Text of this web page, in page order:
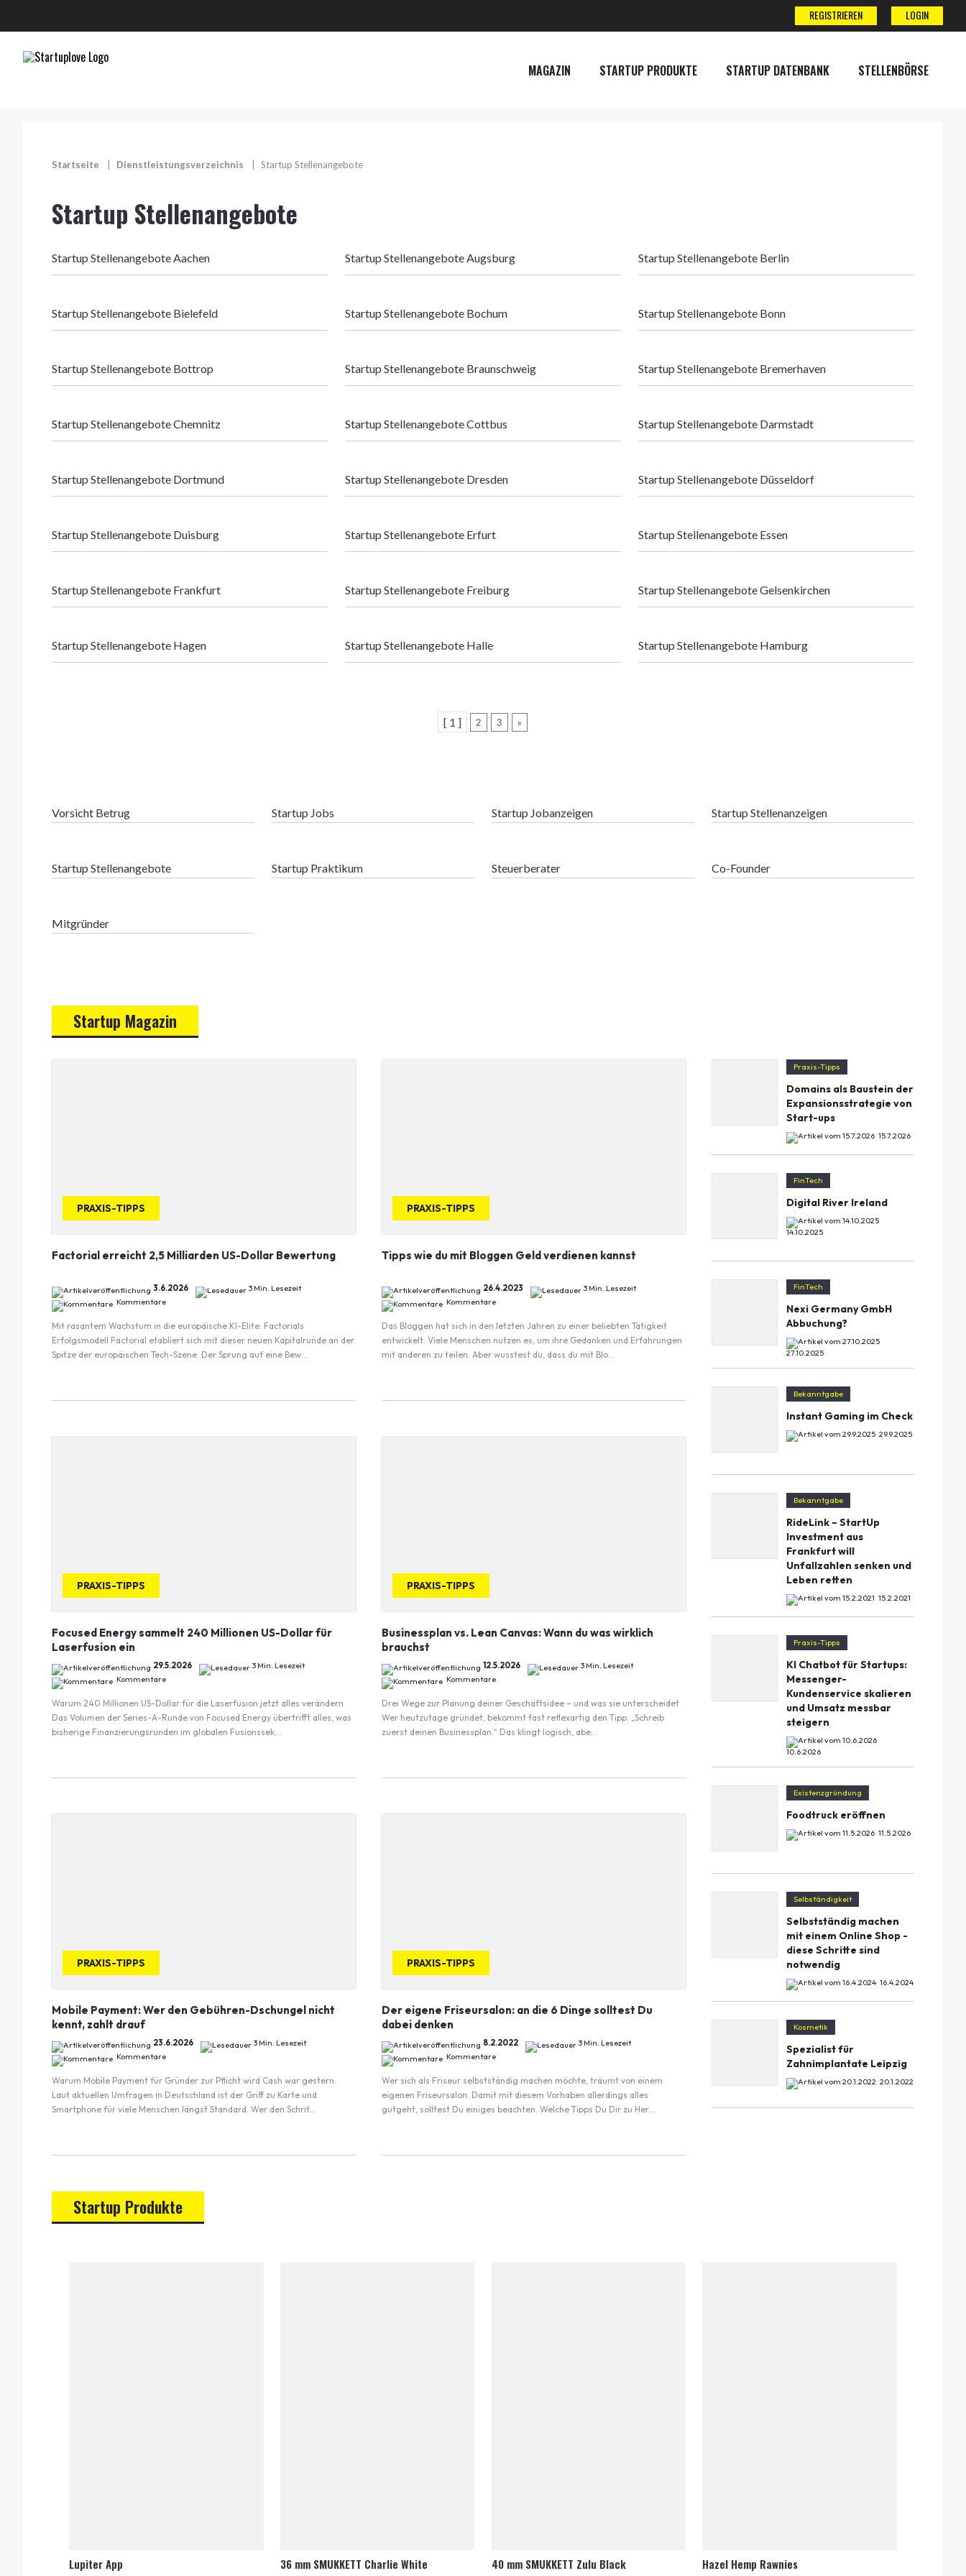
LOGIN
REGISTRIEREN
MAGAZIN STARTUP PRODUKTE STARTUP DATENBANK STELLENBÖRSE
Startseite Dienstleistungsverzeichnis Startup Stellenangebote
Startup Stellenangebote
Startup Stellenangebote Aachen Startup Stellenangebote Augsburg Startup Stellenangebote Berlin
Startup Stellenangebote Bielefeld Startup Stellenangebote Bochum Startup Stellenangebote Bonn
Startup Stellenangebote Bottrop Startup Stellenangebote Braunschweig Startup Stellenangebote Bremerhaven
Startup Stellenangebote Chemnitz Startup Stellenangebote Cottbus Startup Stellenangebote Darmstadt
Startup Stellenangebote Dortmund Startup Stellenangebote Dresden Startup Stellenangebote Düsseldorf
Startup Stellenangebote Duisburg Startup Stellenangebote Erfurt Startup Stellenangebote Essen
Startup Stellenangebote Frankfurt Startup Stellenangebote Freiburg Startup Stellenangebote Gelsenkirchen
Startup Stellenangebote Hagen Startup Stellenangebote Halle Startup Stellenangebote Hamburg
[ 1 ] 2 3 »
Vorsicht Betrug Startup Jobs Startup Jobanzeigen Startup Stellenanzeigen
Startup Stellenangebote Startup Praktikum Steuerberater Co-Founder
Mitgründer
Startup Magazin
PRAXIS-TIPPS
Factorial erreicht 2,5 Milliarden US-Dollar Bewertung
3.6.2026
3 Min. Lesezeit
Kommentare
Mit rasantem Wachstum in die europäische KI-Elite: Factorials
Erfolgsmodell Factorial etabliert sich mit dieser neuen Kapitalrunde an der
Spitze der europäischen Tech-Szene. Der Sprung auf eine Bew...
PRAXIS-TIPPS
Tipps wie du mit Bloggen Geld verdienen kannst
26.4.2023
3 Min. Lesezeit
Kommentare
Das Bloggen hat sich in den letzten Jahren zu einer beliebten Tätigkeit
entwickelt. Viele Menschen nutzen es, um ihre Gedanken und Erfahrungen
mit anderen zu teilen. Aber wusstest du, dass du mit Blo...
PRAXIS-TIPPS
Focused Energy sammelt 240 Millionen US-Dollar für
Laserfusion ein
29.5.2026
3 Min. Lesezeit
Kommentare
Warum 240 Millionen US-Dollar für die Laserfusion jetzt alles verändern
Das Volumen der Series-A-Runde von Focused Energy übertrifft alles, was
bisherige Finanzierungsrunden im globalen Fusionssek...
PRAXIS-TIPPS
Businessplan vs. Lean Canvas: Wann du was wirklich
brauchst
12.5.2026
3 Min. Lesezeit
Kommentare
Drei Wege zur Planung deiner Geschäftsidee – und was sie unterscheidet
Wer heutzutage gründet, bekommt fast reflexartig den Tipp: „Schreib
zuerst deinen Businessplan.“ Das klingt logisch, abe...
PRAXIS-TIPPS
Mobile Payment: Wer den Gebühren-Dschungel nicht
kennt, zahlt drauf
23.6.2026
3 Min. Lesezeit
Kommentare
Warum Mobile Payment für Gründer zur Pflicht wird Cash war gestern.
Laut aktuellen Umfragen in Deutschland ist der Griff zu Karte und
Smartphone für viele Menschen längst Standard. Wer den Schrit...
PRAXIS-TIPPS
Der eigene Friseursalon: an die 6 Dinge solltest Du
dabei denken
8.2.2022
3 Min. Lesezeit
Kommentare
Wer sich als Friseur selbstständig machen möchte, träumt von einem
eigenen Friseursalon. Damit mit diesem Vorhaben allerdings alles
gutgeht, solltest Du einiges beachten. Welche Tipps Du Dir zu Her...
Praxis-Tipps
Domains als Baustein der
Expansionsstrategie von
Start-ups
15.7.2026
FinTech
Digital River Ireland
14.10.2025
FinTech
Nexi Germany GmbH
Abbuchung?
27.10.2025
Bekanntgabe
Instant Gaming im Check
29.9.2025
Bekanntgabe
RideLink – StartUp
Investment aus
Frankfurt will
Unfallzahlen senken und
Leben retten
15.2.2021
Praxis-Tipps
KI Chatbot für Startups:
Messenger-
Kundenservice skalieren
und Umsatz messbar
steigern
10.6.2026
Existenzgründung
Foodtruck eröffnen
11.5.2026
Selbständigkeit
Selbstständig machen
mit einem Online Shop -
diese Schritte sind
notwendig
16.4.2024
Kosmetik
Spezialist für
Zahnimplantate Leipzig
20.1.2022
Startup Produkte
Lupiter App 36 mm SMUKKETT Charlie White 40 mm SMUKKETT Zulu Black Hazel Hemp Rawnies